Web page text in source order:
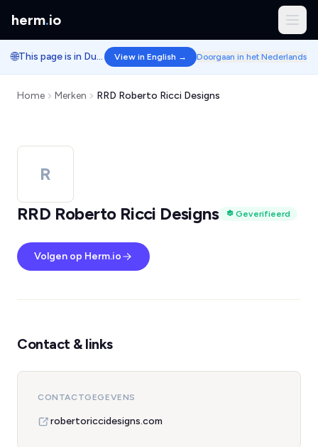
herm.io
🌐 This page is in Dutch. View in English → Doorgaan in het Nederlands
Home Merken RRD Roberto Ricci Designs
R
RRD Roberto Ricci Designs
Geverifieerd
Volgen op Herm.io
Contact & links
CONTACTGEGEVENS
robertoriccidesigns.com